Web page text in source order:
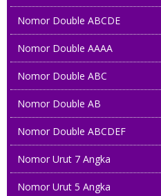
Nomor Double ABCDE
Nomor Double AAAA
Nomor Double ABC
Nomor Double AB
Nomor Double ABCDEF
Nomor Urut 7 Angka
Nomor Urut 5 Angka